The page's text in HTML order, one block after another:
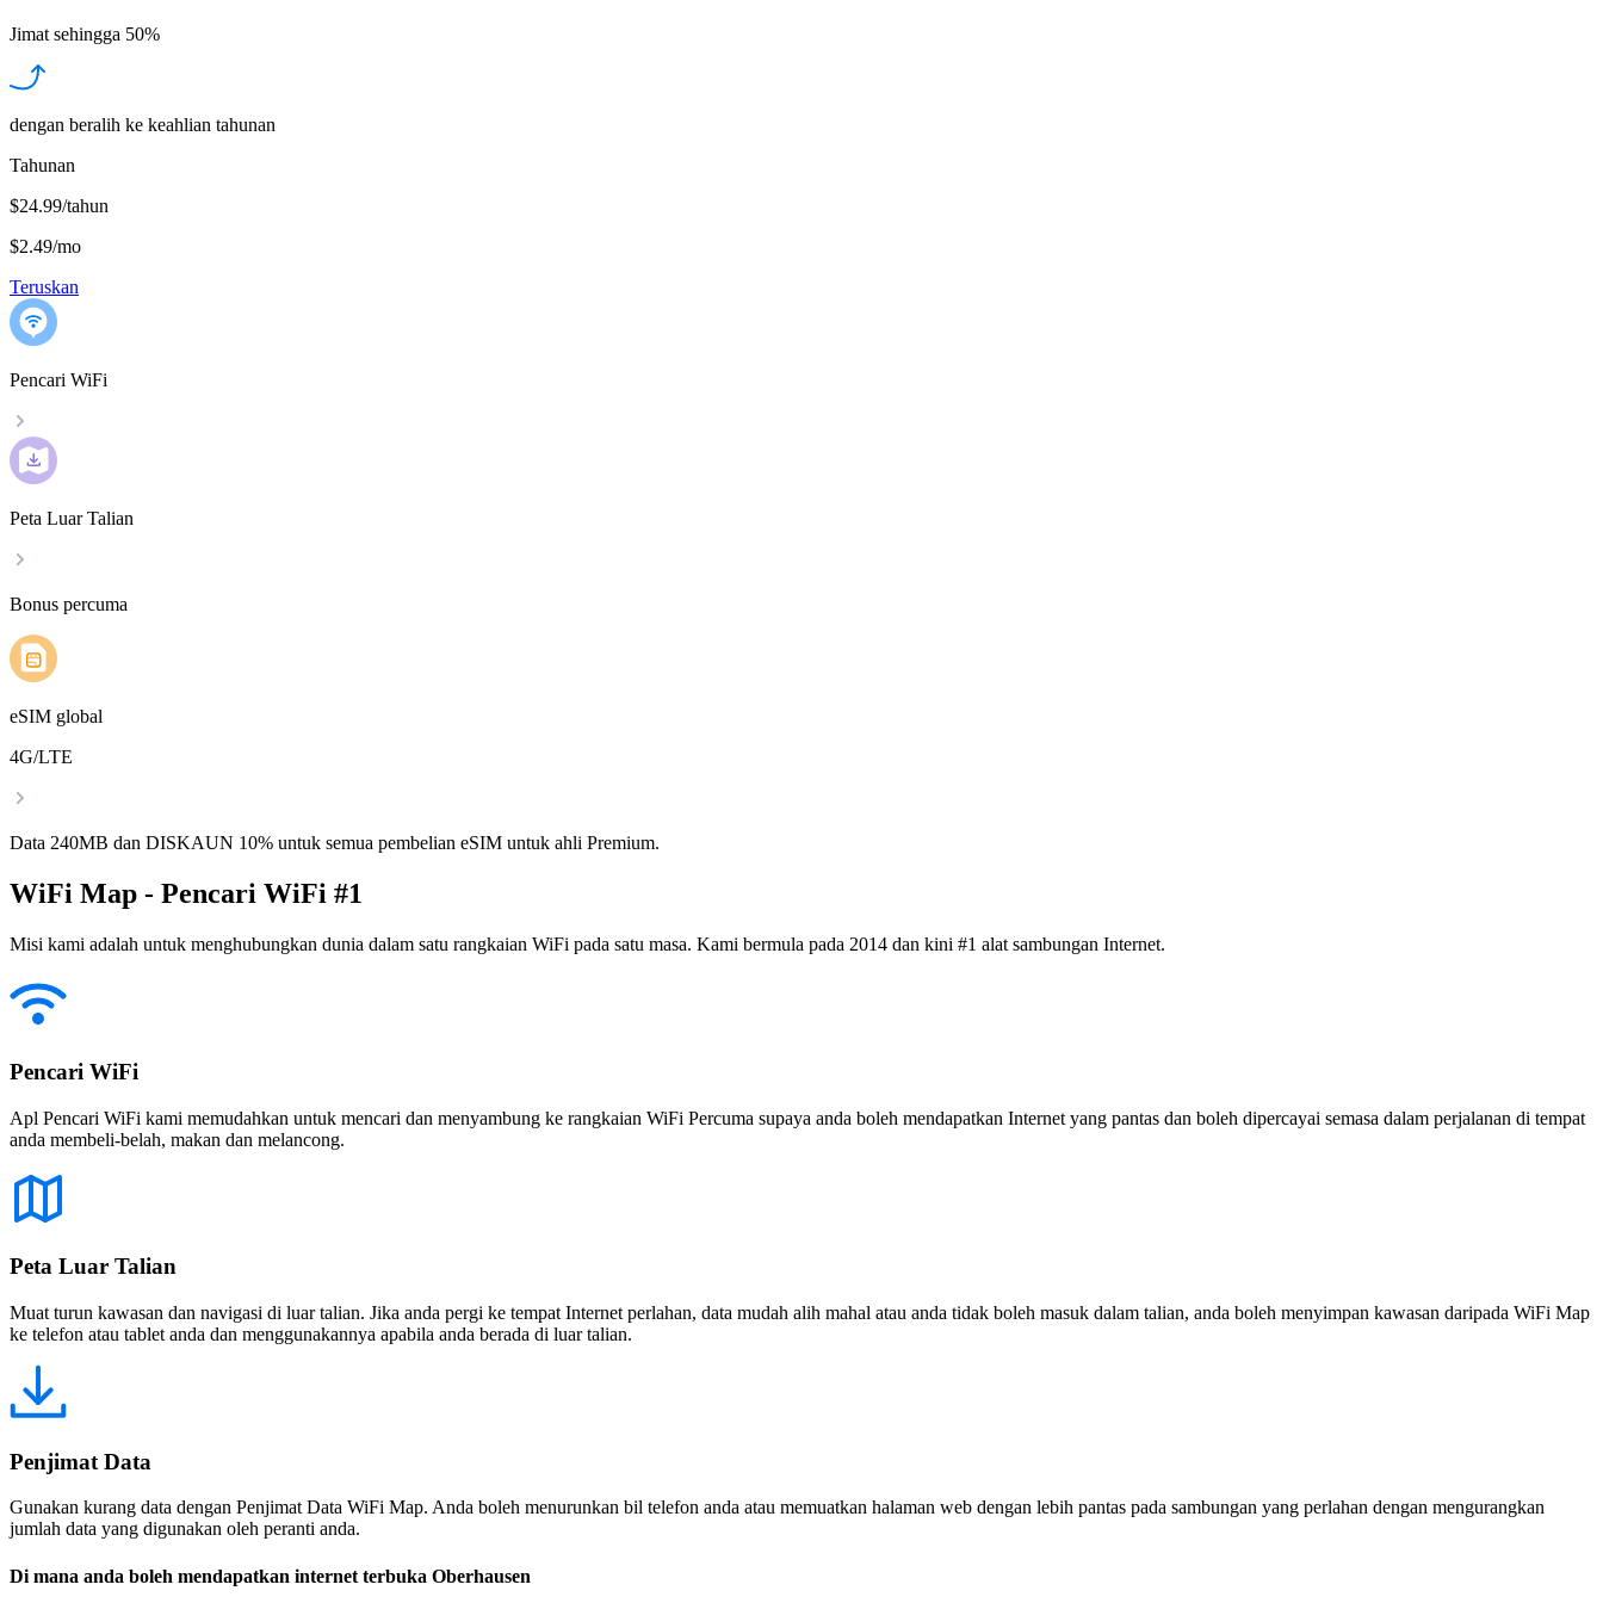
Jimat sehingga 50%
dengan beralih ke keahlian tahunan
Tahunan
$24.99/tahun
$2.49/mo
Teruskan
Pencari WiFi
Peta Luar Talian
Bonus percuma
eSIM global
4G/LTE
Data 240MB dan DISKAUN 10% untuk semua pembelian eSIM untuk ahli Premium.
WiFi Map - Pencari WiFi #1
Misi kami adalah untuk menghubungkan dunia dalam satu rangkaian WiFi pada satu masa. Kami bermula pada 2014 dan kini #1 alat sambungan Internet.
Pencari WiFi
Apl Pencari WiFi kami memudahkan untuk mencari dan menyambung ke rangkaian WiFi Percuma supaya anda boleh mendapatkan Internet yang pantas dan boleh dipercayai semasa dalam perjalanan di tempat
anda membeli-belah, makan dan melancong.
Peta Luar Talian
Muat turun kawasan dan navigasi di luar talian. Jika anda pergi ke tempat Internet perlahan, data mudah alih mahal atau anda tidak boleh masuk dalam talian, anda boleh menyimpan kawasan daripada WiFi Map
ke telefon atau tablet anda dan menggunakannya apabila anda berada di luar talian.
Penjimat Data
Gunakan kurang data dengan Penjimat Data WiFi Map. Anda boleh menurunkan bil telefon anda atau memuatkan halaman web dengan lebih pantas pada sambungan yang perlahan dengan mengurangkan
jumlah data yang digunakan oleh peranti anda.
Di mana anda boleh mendapatkan internet terbuka Oberhausen